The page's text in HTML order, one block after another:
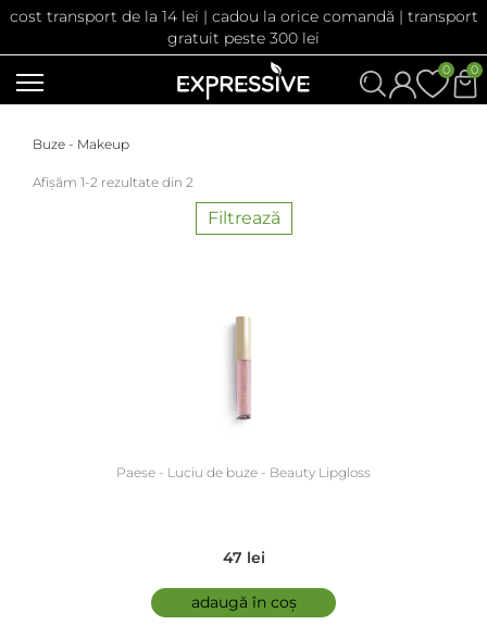
cost transport de la 14 lei | cadou la orice comandă | transport
gratuit peste 300 lei
0
0
Buze - Makeup
Afișăm 1-2 rezultate din 2
Filtrează
Paese - Luciu de buze - Beauty Lipgloss
47 lei
adaugă în coș